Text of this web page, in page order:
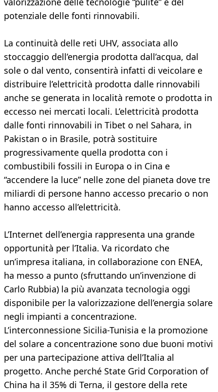
potenziale delle fonti rinnovabili.
La continuità delle reti UHV, associata allo
stoccaggio dell’energia prodotta dall’acqua, dal
sole o dal vento, consentirà infatti di veicolare e
distribuire l’elettricità prodotta dalle rinnovabili
anche se generata in località remote o prodotta in
eccesso nei mercati locali. L’elettricità prodotta
dalle fonti rinnovabili in Tibet o nel Sahara, in
Pakistan o in Brasile, potrà sostituire
progressivamente quella prodotta con i
combustibili fossili in Europa o in Cina e
“accendere la luce” nelle zone del pianeta dove tre
miliardi di persone hanno accesso precario o non
hanno accesso all’elettricità.
L’Internet dell’energia rappresenta una grande
opportunità per l’Italia. Va ricordato che
un’impresa italiana, in collaborazione con ENEA,
ha messo a punto (sfruttando un’invenzione di
Carlo Rubbia) la più avanzata tecnologia oggi
disponibile per la valorizzazione dell’energia solare
negli impianti a concentrazione.
L’interconnessione Sicilia-Tunisia e la promozione
del solare a concentrazione sono due buoni motivi
per una partecipazione attiva dell’Italia al
progetto. Anche perché State Grid Corporation of
China ha il 35% di Terna, il gestore della rete